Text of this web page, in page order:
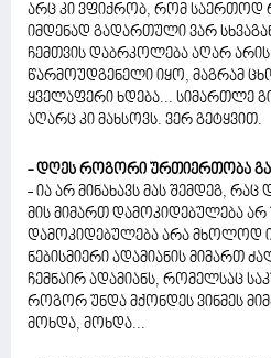
არც კი ვფიქრობ, რომ საერთოდ
იმდენად გადართული ვარ
ჩემთვის დაბრკოლება აღარ
წარმოუდგენელი იყო, მაგრამ
ყველაფერი ხდება... სიმართლე
აღარც კი მახსოვს. ვერ გეტყვით.
- დღეს როგორი ურთიერთობა
- ია არ მინახავს მას შემდეგ,
მის მიმართ დამოკიდებულება
დამოკიდებულება არა მხოლოდ
ნებისმიერი ადამიანის მიმართ
ჩემნაირ ადამიანს, რომელსაც
როგორ უნდა მქონდეს ვინმეს
მოხდა, მოხდა...